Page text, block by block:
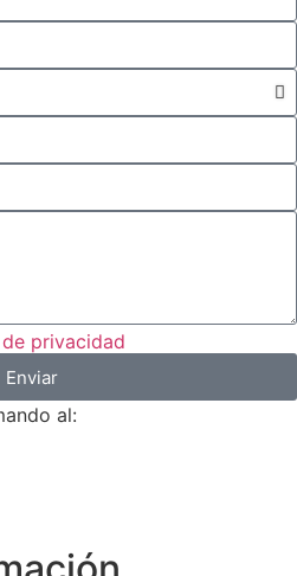
privacidad
Enviar
al: